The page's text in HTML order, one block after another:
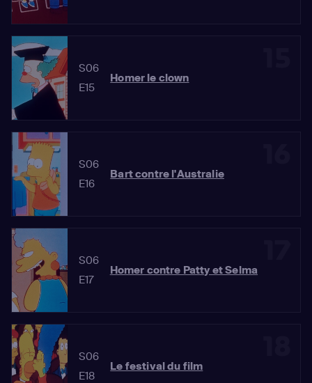
S06
E15
Homer le clown
S06
E16
Bart contre l'Australie
S06
E17
Homer contre Patty et Selma
S06
E18
Le festival du film